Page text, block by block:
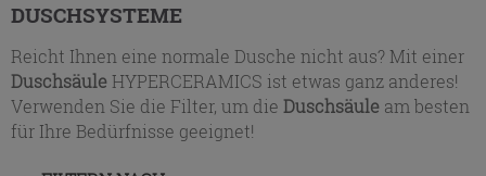
DUSCHSYSTEME
Reicht Ihnen eine normale Dusche nicht aus? Mit einer
Duschsäule HYPERCERAMICS ist etwas ganz anderes!
Verwenden Sie die Filter, um die Duschsäule am besten
für Ihre Bedürfnisse geeignet!